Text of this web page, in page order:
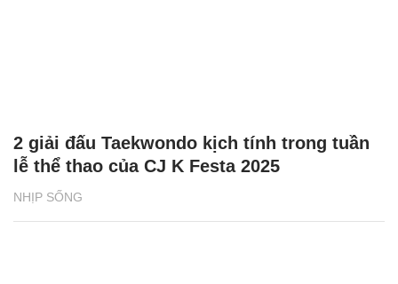
NHỊP SỐNG
2 giải đấu Taekwondo kịch tính trong tuần
lễ thể thao của CJ K Festa 2025